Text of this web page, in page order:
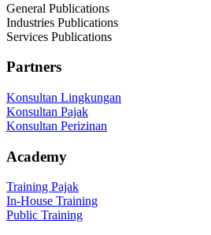
General Publications
Industries Publications
Services Publications
Partners
Konsultan Lingkungan
Konsultan Pajak
Konsultan Perizinan
Academy
Training Pajak
In-House Training
Public Training